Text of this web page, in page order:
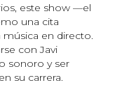
este show —el
una cita
en directo.
con Javi
sonoro y ser
su carrera.